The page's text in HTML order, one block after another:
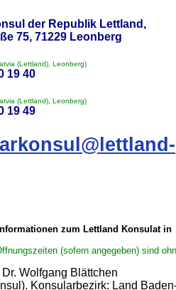
der Republik Lettland,
75, 71229 Leonberg
(Lettland), Leonberg)
19 40
(Lettland), Leonberg)
19 49
zum Lettland Konsulat in
(sofern angegeben) sind
Dr. Wolfgang Blättchen
Konsularbezirk: Land